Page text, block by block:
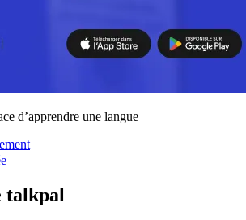
d’apprendre une langue
talkpal